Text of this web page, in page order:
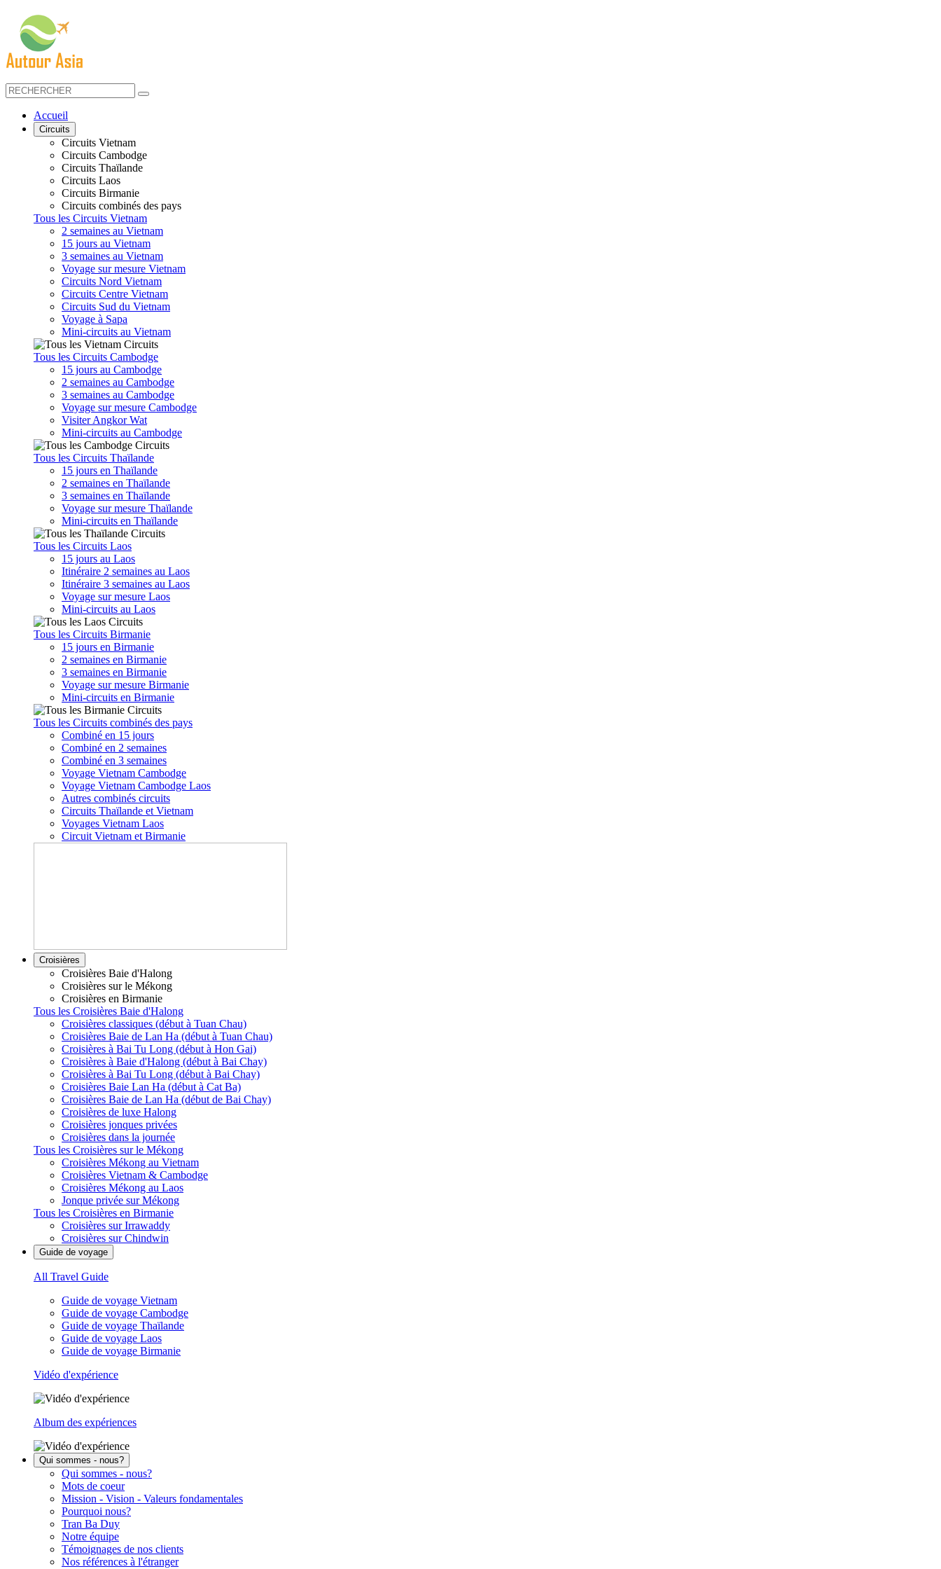
Accueil
Circuits
Circuits Vietnam
Circuits Cambodge
Circuits Thaïlande
Circuits Laos
Circuits Birmanie
Circuits combinés des pays
Tous les Circuits Vietnam
2 semaines au Vietnam
15 jours au Vietnam
3 semaines au Vietnam
Voyage sur mesure Vietnam
Circuits Nord Vietnam
Circuits Centre Vietnam
Circuits Sud du Vietnam
Voyage à Sapa
Mini-circuits au Vietnam
Tous les Circuits Cambodge
15 jours au Cambodge
2 semaines au Cambodge
3 semaines au Cambodge
Voyage sur mesure Cambodge
Visiter Angkor Wat
Mini-circuits au Cambodge
Tous les Circuits Thaïlande
15 jours en Thaïlande
2 semaines en Thaïlande
3 semaines en Thaïlande
Voyage sur mesure Thaïlande
Mini-circuits en Thaïlande
Tous les Circuits Laos
15 jours au Laos
Itinéraire 2 semaines au Laos
Itinéraire 3 semaines au Laos
Voyage sur mesure Laos
Mini-circuits au Laos
Tous les Circuits Birmanie
15 jours en Birmanie
2 semaines en Birmanie
3 semaines en Birmanie
Voyage sur mesure Birmanie
Mini-circuits en Birmanie
Tous les Circuits combinés des pays
Combiné en 15 jours
Combiné en 2 semaines
Combiné en 3 semaines
Voyage Vietnam Cambodge
Voyage Vietnam Cambodge Laos
Autres combinés circuits
Circuits Thaïlande et Vietnam
Voyages Vietnam Laos
Circuit Vietnam et Birmanie
Croisières
Croisières Baie d'Halong
Croisières sur le Mékong
Croisières en Birmanie
Tous les Croisières Baie d'Halong
Croisières classiques (début à Tuan Chau)
Croisières Baie de Lan Ha (début à Tuan Chau)
Croisières à Bai Tu Long (début à Hon Gai)
Croisières à Baie d'Halong (début à Bai Chay)
Croisières à Bai Tu Long (début à Bai Chay)
Croisières Baie Lan Ha (début à Cat Ba)
Croisières Baie de Lan Ha (début de Bai Chay)
Croisières de luxe Halong
Croisières jonques privées
Croisières dans la journée
Tous les Croisières sur le Mékong
Croisières Mékong au Vietnam
Croisières Vietnam & Cambodge
Croisières Mékong au Laos
Jonque privée sur Mékong
Tous les Croisières en Birmanie
Croisières sur Irrawaddy
Croisières sur Chindwin
Guide de voyage
All Travel Guide
Guide de voyage Vietnam
Guide de voyage Cambodge
Guide de voyage Thaïlande
Guide de voyage Laos
Guide de voyage Birmanie
Vidéo d'expérience
Album des expériences
Qui sommes - nous?
Qui sommes - nous?
Mots de coeur
Mission - Vision - Valeurs fondamentales
Pourquoi nous?
Tran Ba Duy
Notre équipe
Témoignages de nos clients
Nos références à l'étranger